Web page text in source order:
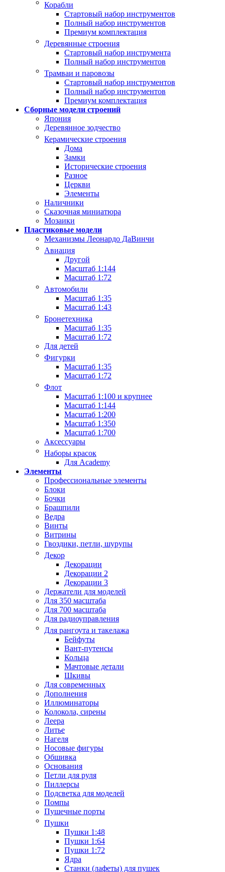
Корабли
Стартовый набор инструментов
Полный набор инструментов
Премиум комплектация
Деревянные строения
Стартовый набор инструмента
Полный набор инструментов
Трамваи и паровозы
Стартовый набор инструментов
Полный набор инструментов
Премиум комплектация
Сборные модели строений
Япония
Деревянное зодчество
Керамические строения
Дома
Замки
Исторические строения
Разное
Церкви
Элементы
Наличники
Сказочная миниатюра
Мозаики
Пластиковые модели
Механизмы Леонардо ДаВинчи
Авиация
Другой
Масштаб 1:144
Масштаб 1:72
Автомобили
Масштаб 1:35
Масштаб 1:43
Бронетехника
Масштаб 1:35
Масштаб 1:72
Для детей
Фигурки
Масштаб 1:35
Масштаб 1:72
Флот
Масштаб 1:100 и крупнее
Масштаб 1:144
Масштаб 1:200
Масштаб 1:350
Масштаб 1:700
Аксессуары
Наборы красок
Для Academy
Элементы
Профессиональные элементы
Блоки
Бочки
Брашпили
Ведра
Винты
Витрины
Гвоздики, петли, шурупы
Декор
Декорации
Декорации 2
Декорации 3
Держатели для моделей
Для 350 масштаба
Для 700 масштаба
Для радиоуправления
Для рангоута и такелажа
Бейфуты
Вант-путенсы
Кольца
Мачтовые детали
Шкивы
Для современных
Дополнения
Иллюминаторы
Колокола, сирены
Леера
Литье
Нагеля
Носовые фигуры
Обшивка
Основания
Петли для руля
Пиллерсы
Подсветка для моделей
Помпы
Пушечные порты
Пушки
Пушки 1:48
Пушки 1:64
Пушки 1:72
Ядра
Станки (лафеты) для пушек